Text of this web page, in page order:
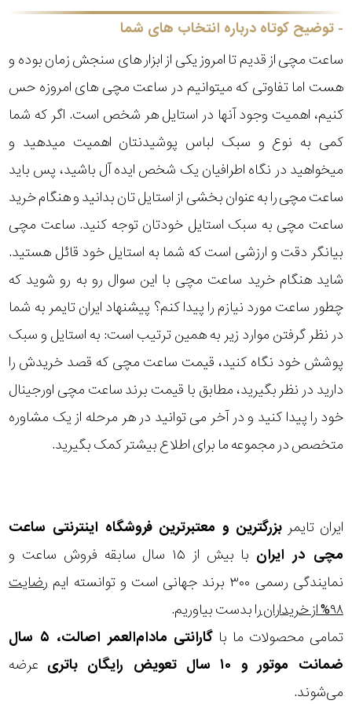
توضیح کوتاه درباره انتخاب های شما
ساعت مچی از قدیم تا امروز یکی از ابزار های سنجش زمان بوده و
هست اما تفاوتی که میتوانیم در ساعت مچی های امروزه حس
کنیم، اهمیت وجود آنها در استایل هر شخص است. اگر که شما
کمی به نوع و سبک لباس پوشیدنتان اهمیت میدهید و
میخواهید در نگاه اطرافیان یک شخص ایده آل باشید، پس باید
ساعت مچی را به عنوان بخشی از استایل تان بدانید و هنگام خرید
ساعت مچی به سبک استایل خودتان توجه کنید. ساعت مچی
بیانگر دقت و ارزشی است که شما به استایل خود قائل هستید.
شاید هنگام خرید ساعت مچی با این سوال رو به رو شوید که
چطور ساعت مورد نیازم را پیدا کنم؟ پیشنهاد ایران تایمر به شما
در نظر گرفتن موارد زیر به همین ترتیب است: به استایل و سبک
پوشش خود نگاه کنید، قیمت ساعت مچی که قصد خریدش را
دارید در نظر بگیرید، مطابق با قیمت برند ساعت مچی اورجینال
خود را پیدا کنید و در آخر می توانید در هر مرحله از یک مشاوره
متخصص در مجموعه ما برای اطلاع بیشتر کمک بگیرید.
ایران تایمر بزرگترین و معتبرترین فروشگاه اینترنتی ساعت
مچی در ایران
با بیش از ۱۵ سال سابقه فروش ساعت و
نمایندگی رسمی ۳۰۰ برند جهانی است و توانسته ایم
رضایت
۹۸% از خریداران
را بدست بیاوریم.
تمامی محصولات ما با
گارانتی مادام‌العمر اصالت، ۵ سال
ضمانت موتور و ۱۰ سال تعویض رایگان باتری
عرضه
می‌شوند.